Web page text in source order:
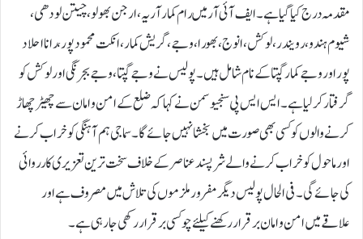
مقدمہ درج کیا گیا ہے۔ ایف آئی آر میں رام کمار آریہ، ارجن بھولو، چیتن لودھی،
شیوم ہندو، رویندر، لو کش، انوج، بھورا، وجے، گریش کمار، انکت محمود پور، رانا احلاد
پور اور وجے کمار گپتا کے نام شامل ہیں۔ پولیس نے وجے گپتا، وجے بجرنگی اور لو کش کو
گرفتار کر لیا ہے۔ایس ایس پی سنجیو سمن نے کہا کہ ضلع کے امن و امان سے چھیڑ چھاڑ
کرنے والوں کو کسی بھی صورت میں بخشا نہیں جائے گا۔ سماجی ہم آہنگی کو خراب کرنے
اور ماحول کو خراب کرنے والے شرپسند عناصر کے خلاف سخت ترین تعزیری کارروائی
کی جائے گی۔ فی الحال پولیس دیگر مفرور ملزموں کی تلاش میں مصروف ہے اور
علاقے میں امن و امان برقرار رکھنےکیلئے چوکسی برقرار رکھی جارہی ہے۔